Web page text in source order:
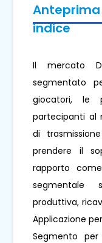
indice
Il mercato
segmentato
giocatori, le
partecipanti al
di
prendere il
rapporto
produttiva,
Applicazione
Segmento